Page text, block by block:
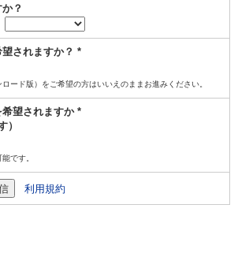
？
されますか？ *
ード版）をご希望の方はいいえのままお進みください。
望されますか *
）
です。
利用規約